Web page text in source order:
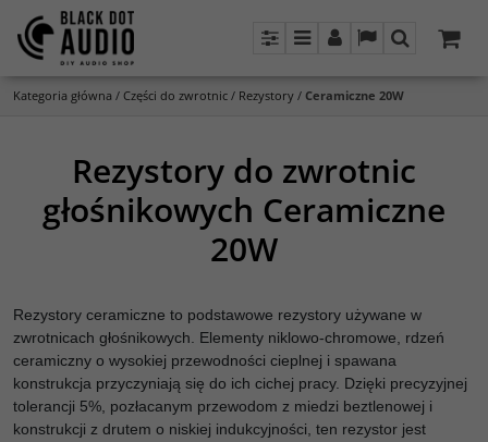
PanelMenuPanel LangSzukaj
Kategoria główna / Części do zwrotnic / Rezystory / Ceramiczne 20W
Rezystory do zwrotnic
głośnikowych Ceramiczne
20W
Rezystory ceramiczne to podstawowe rezystory używane w
zwrotnicach głośnikowych. Elementy niklowo-chromowe, rdzeń
ceramiczny o wysokiej przewodności cieplnej i spawana
konstrukcja przyczyniają się do ich cichej pracy. Dzięki precyzyjnej
tolerancji 5%, pozłacanym przewodom z miedzi beztlenowej i
konstrukcji z drutem o niskiej indukcyjności, ten rezystor jest